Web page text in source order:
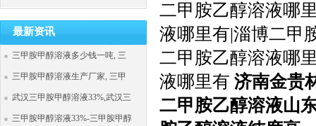
最新资讯
三甲胺甲醇溶液多少钱一吨, 三
三甲胺甲醇溶液生产厂家, 三甲
武汉三甲胺甲醇溶液33%,武汉三
三甲胺甲醇溶液33%-三甲胺甲醇
二甲胺乙醇溶液哪
液哪里有|淄博二甲
二甲胺乙醇溶液哪
液哪里有 济南金贵
二甲胺乙醇溶液山